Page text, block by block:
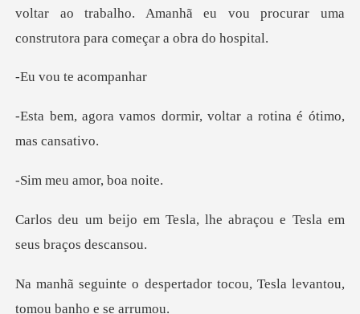
voltar ao trabalho. Ama
te aco
dormir, voltar a rotina
amor, b
sla, lhe abraçou e Tesla
tador tocou, Tesla levanto